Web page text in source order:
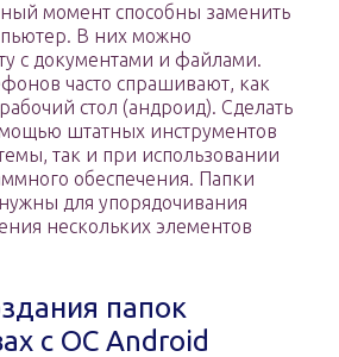
момент способны заменить
В них можно
с документами и файлами.
часто спрашивают, как
стол (андроид). Сделать
штатных инструментов
так и при использовании
обеспечения. Папки
для упорядочивания
нескольких элементов
папок
с ОС Android